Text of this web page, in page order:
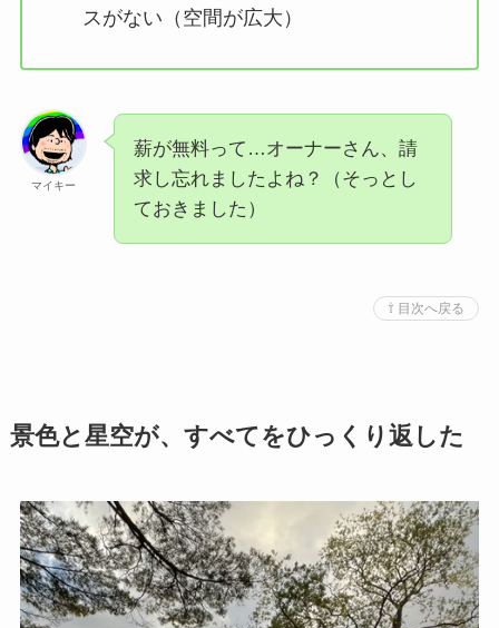
スがない（空間が広大）
マイキー
薪が無料って…オーナーさん、請
求し忘れましたよね？（そっとし
ておきました）
⇧ 目次へ戻る
景色と星空が、すべてをひっくり返した